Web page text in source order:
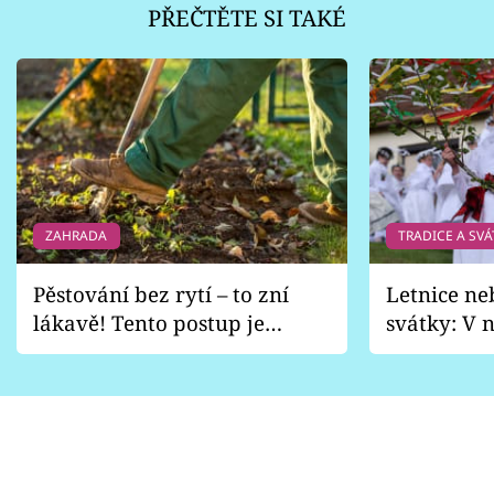
PŘEČTĚTE SI TAKÉ
ZAHRADA
Pěstování bez rytí – to zní
lákavě! Tento postup je
vhodný jen pro některé
TRADICE A
Letnice
svátky: V
pondělí